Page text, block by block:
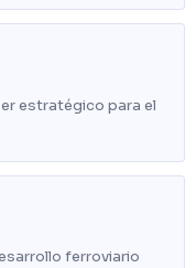
estratégico para el
ferroviario